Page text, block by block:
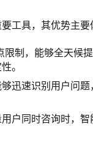
工具，其优势主要
限制，能够全天候
。
迅速识别用户问
户同时咨询时，智